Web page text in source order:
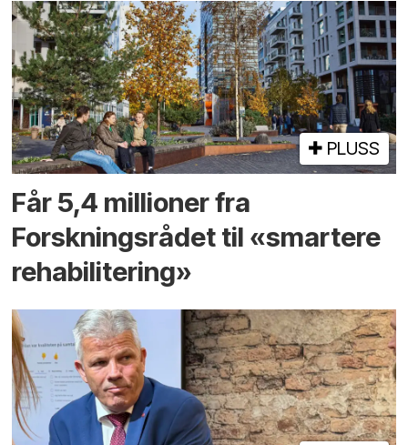
PLUSS
Får 5,4 millioner fra
Forskningsrådet til «smartere
rehabilitering»